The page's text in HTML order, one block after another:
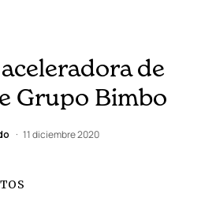
de
Grupo Bimbo
11 diciembre 2020